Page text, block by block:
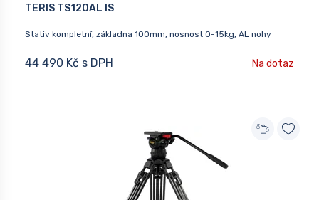
TERIS TS120AL IS
Stativ kompletní, základna 100mm, nosnost 0-15kg, AL nohy
44 490 Kč s DPH Na dotaz